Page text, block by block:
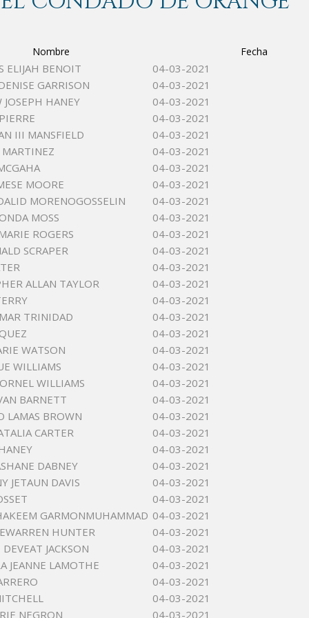
Nombre Fecha
ELIJAH BENOIT
04-03-2021
GARRISON
04-03-2021
HANEY
04-03-2021
04-03-2021
III MANSFIELD
04-03-2021
04-03-2021
04-03-2021
MOORE
04-03-2021
MORENOGOSSELIN
04-03-2021
MOSS
04-03-2021
ROGERS
04-03-2021
SCRAPER
04-03-2021
04-03-2021
ALLAN TAYLOR
04-03-2021
04-03-2021
TRINIDAD
04-03-2021
04-03-2021
WATSON
04-03-2021
WILLIAMS
04-03-2021
WILLIAMS
04-03-2021
BARNETT
04-03-2021
LAMAS BROWN
04-03-2021
CARTER
04-03-2021
04-03-2021
DABNEY
04-03-2021
JETAUN DAVIS
04-03-2021
04-03-2021
GARMONMUHAMMAD 04-03-2021
HUNTER
04-03-2021
JACKSON
04-03-2021
JEANNE LAMOTHE
04-03-2021
04-03-2021
04-03-2021
NEGRON
04-03-2021